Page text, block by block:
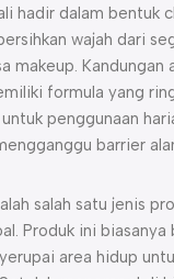
hadir dalam bentuk
wajah dari
makeup. Kandungan
formula yang
penggunaan
barrier
salah satu jenis
Produk ini biasanya
area hidup